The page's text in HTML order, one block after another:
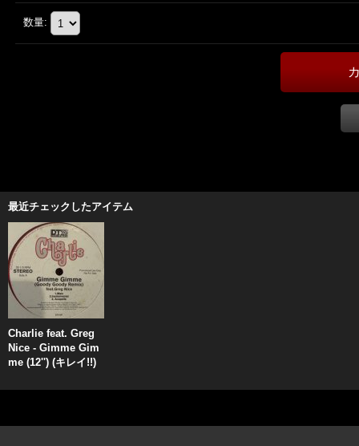
数量:
最近チェックしたアイテム
Charlie feat. Greg
Nice - Gimme Gim
me (12'') (キレイ!!)